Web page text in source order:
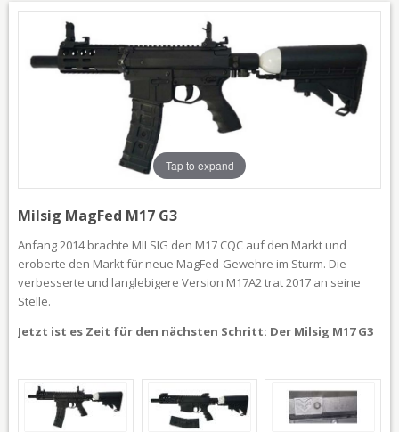
Tap to expand
Milsig MagFed M17 G3
Anfang 2014 brachte MILSIG den M17 CQC auf den Markt und
eroberte den Markt für neue MagFed-Gewehre im Sturm. Die
verbesserte und langlebigere Version M17A2 trat 2017 an seine
Stelle.
Jetzt ist es Zeit für den nächsten Schritt: Der Milsig M17 G3